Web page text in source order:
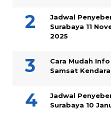
Jadwal
Surabaya 11
2025
Cara Mudah
Samsat
Jadwal
Surabaya 10